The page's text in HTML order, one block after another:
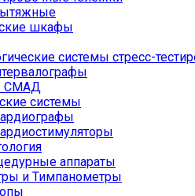
шкафы
системы стресс-
СМАД
системы
аппараты
и Тимпанометры